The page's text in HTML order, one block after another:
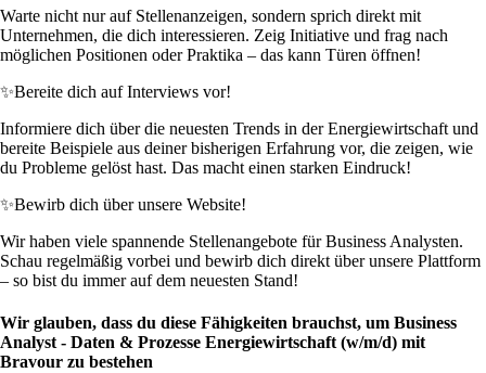
Warte nicht nur auf Stellenanzeigen, sondern sprich direkt mit
Unternehmen, die dich interessieren. Zeig Initiative und frag nach
möglichen Positionen oder Praktika – das kann Türen öffnen!
✨Bereite dich auf Interviews vor!
Informiere dich über die neuesten Trends in der Energiewirtschaft und
bereite Beispiele aus deiner bisherigen Erfahrung vor, die zeigen, wie
du Probleme gelöst hast. Das macht einen starken Eindruck!
✨Bewirb dich über unsere Website!
Wir haben viele spannende Stellenangebote für Business Analysten.
Schau regelmäßig vorbei und bewirb dich direkt über unsere Plattform
– so bist du immer auf dem neuesten Stand!
Wir glauben, dass du diese Fähigkeiten brauchst, um Business
Analyst - Daten & Prozesse Energiewirtschaft (w/m/d) mit
Bravour zu bestehen